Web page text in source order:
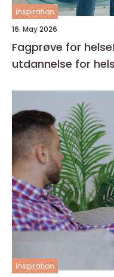
inspiration
16. May 2026
Fagprøve for
utdannelse for
inspiration